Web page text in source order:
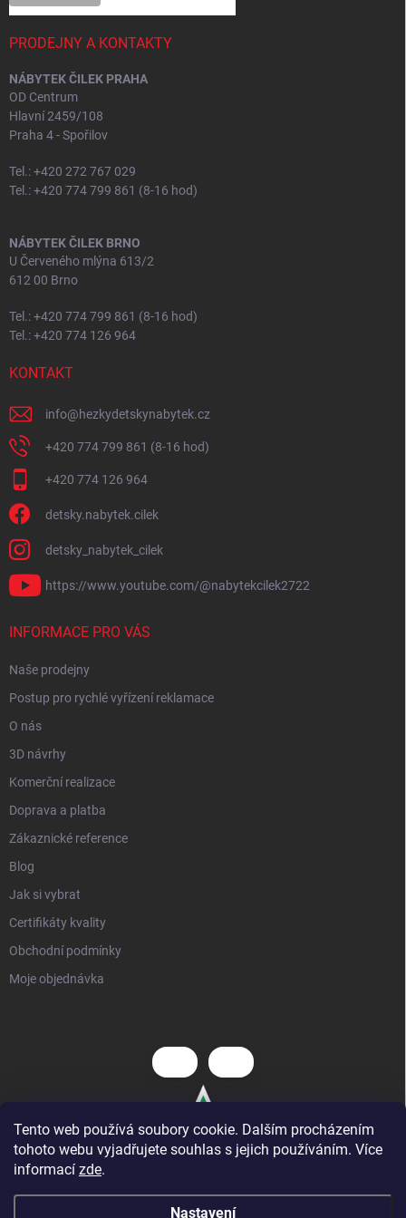
Tento web používá soubory cookie. Dalším procházením
tohoto webu vyjadřujete souhlas s jejich používáním. Více
informací zde.
Nastavení
PRODEJNY A KONTAKTY
NÁBYTEK ČILEK PRAHA
OD Centrum
Hlavní 2459/108
Praha 4 - Spořilov
Tel.: +420 272 767 029
Tel.: +420 774 799 861 (8-16 hod)
NÁBYTEK ČILEK BRNO
U Červeného mlýna 613/2
612 00 Brno
Tel.: +420 774 799 861 (8-16 hod)
Tel.: +420 774 126 964
KONTAKT
info@hezkydetskynabytek.cz
+420 774 799 861 (8-16 hod)
+420 774 126 964
detsky.nabytek.cilek
detsky_nabytek_cilek
https://www.youtube.com/@nabytekcilek2722
INFORMACE PRO VÁS
Naše prodejny
Postup pro rychlé vyřízení reklamace
O nás
3D návrhy
Komerční realizace
Doprava a platba
Zákaznické reference
Blog
Jak si vybrat
Certifikáty kvality
Obchodní podmínky
Moje objednávka